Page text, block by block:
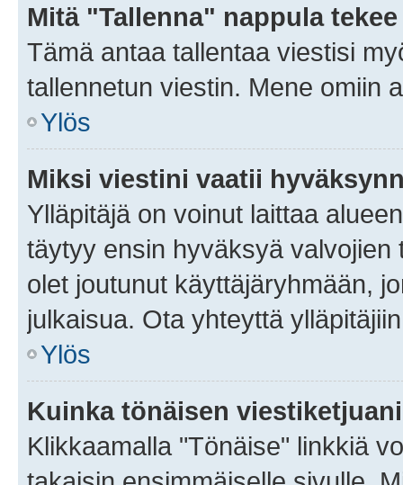
Mitä "Tallenna" nappula
Tämä antaa tallentaa viestisi
tallennetun viestin. Mene omiin
Ylös
Miksi viestini vaatii
Ylläpitäjä on voinut laittaa
täytyy ensin hyväksyä
olet joutunut käyttäjäryhmään,
julkaisua. Ota yhteyttä
Ylös
Kuinka tönäisen
Klikkaamalla "Tönäise" linkkiä